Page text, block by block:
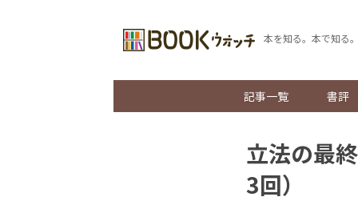
本を知る。本で知る
記事一覧 書評
立法の最
3回）